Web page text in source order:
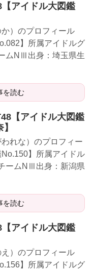
アイドル大図鑑
）のプロフィール
】所属アイドルグ
ムNⅢ出身：埼玉県生
を読む
【アイドル大図鑑
れな）のプロフィー
】所属アイドル
ームNⅢ出身：新潟県
を読む
アイドル大図鑑
）のプロフィール
】所属アイドルグ